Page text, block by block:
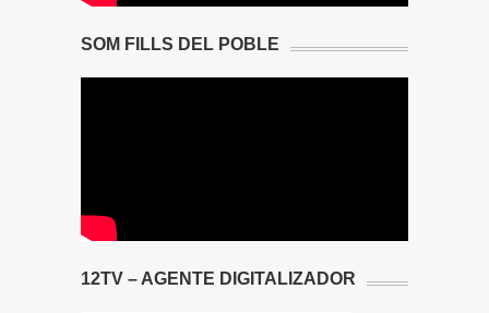
SOM FILLS DEL POBLE
12TV – AGENTE DIGITALIZADOR